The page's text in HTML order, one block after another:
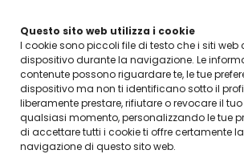
Questo sito web utilizza i cookie
I cookie sono piccoli file di testo che i siti
dispositivo durante la navigazione. Le
contenute possono riguardare te, le tue
dispositivo ma non ti identificano sotto il
liberamente prestare, rifiutare o revocare il
qualsiasi momento, personalizzando le tue
di accettare tutti i cookie ti offre certamente
navigazione di questo sito web.
VUOI DIVENTARE UN NOSTRO
CONTATTACI
Home Vetreria Porte tuttovetro per interni